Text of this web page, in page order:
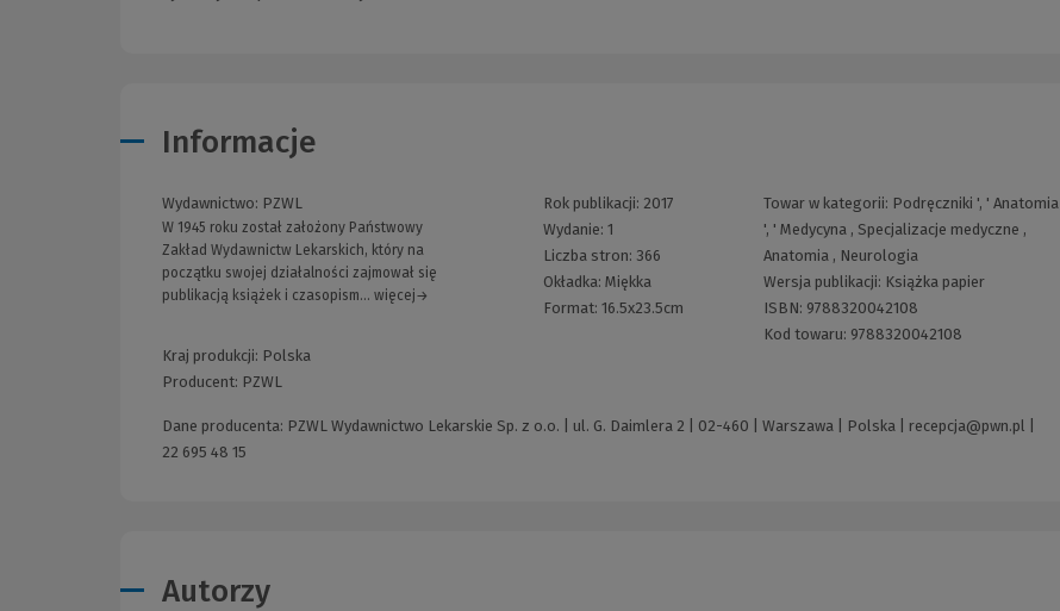
Informacje
Wydawnictwo: PZWL
W 1945 roku został założony Państwowy
Zakład Wydawnictw Lekarskich, który na
początku swojej działalności zajmował się
publikacją książek i czasopism... więcej→
Kraj produkcji: Polska
Producent: PZWL
Rok publikacji: 2017
Wydanie: 1
Liczba stron: 366
Okładka: Miękka
Format: 16.5x23.5cm
Towar w kategorii: Podręczniki ', ' Anatomia
', ' Medycyna, Specjalizacje medyczne ,
Anatomia, Neurologia
Wersja publikacji: Książka papier
ISBN: 9788320042108
Kod towaru: 9788320042108
Dane producenta: PZWL Wydawnictwo Lekarskie Sp. z o.o. | ul. G. Daimlera 2 | 02-460 | Warszawa | Polska | recepcja@pwn.pl
22 695 48 15
Autorzy